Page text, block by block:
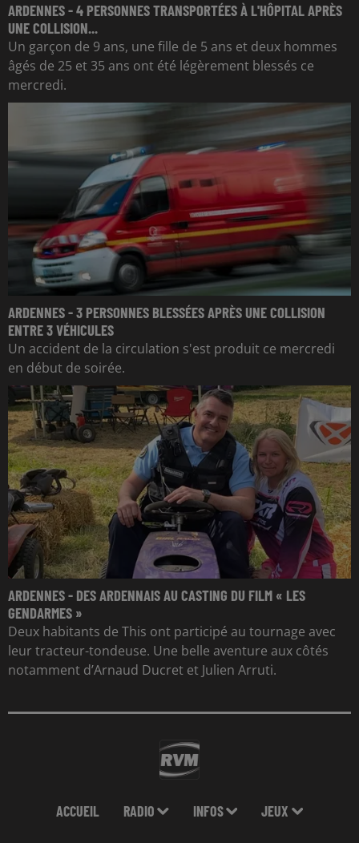
ARDENNES - 4 PERSONNES TRANSPORTÉES À L'HÔPITAL APRÈS
UNE COLLISION...
Un garçon de 9 ans, une fille de 5 ans et deux hommes
âgés de 25 et 35 ans ont été légèrement blessés ce
mercredi.
ARDENNES - 3 PERSONNES BLESSÉES APRÈS UNE COLLISION
ENTRE 3 VÉHICULES
Un accident de la circulation s'est produit ce mercredi
en début de soirée.
ARDENNES - DES ARDENNAIS AU CASTING DU FILM « LES
GENDARMES »
Deux habitants de This ont participé au tournage avec
leur tracteur-tondeuse. Une belle aventure aux côtés
notamment d’Arnaud Ducret et Julien Arruti.
ACCUEIL RADIO INFOS JEUX